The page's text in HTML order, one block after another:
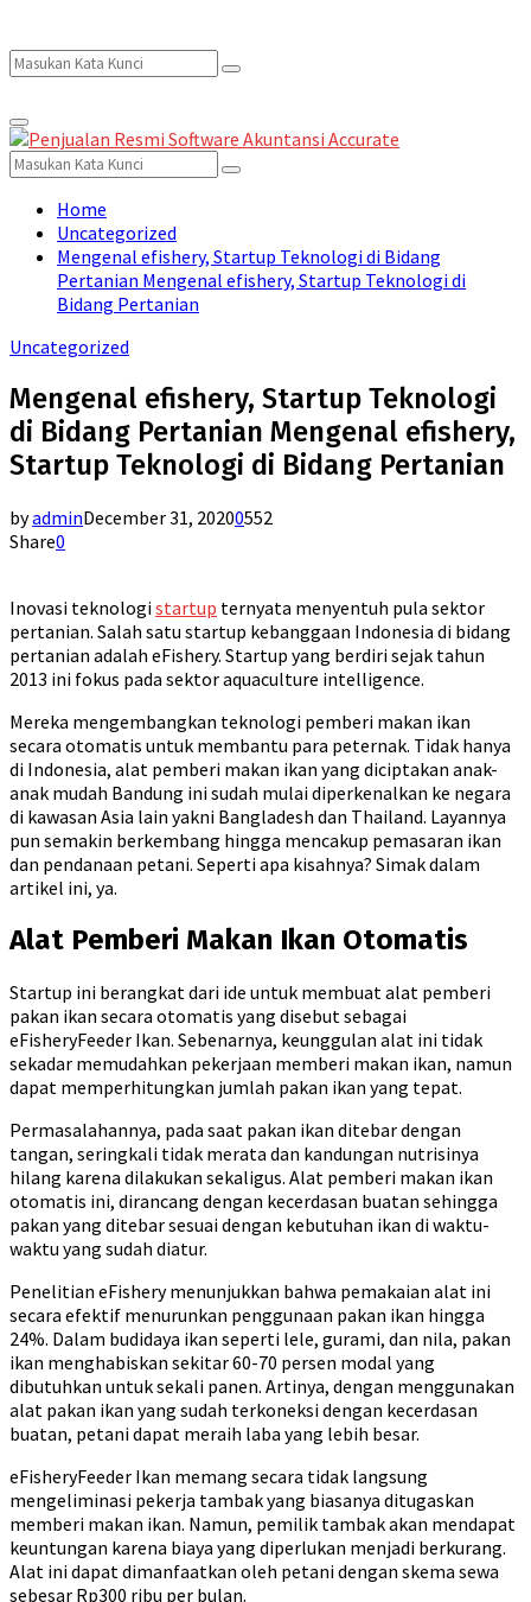
Search
for:
Search
Primary
Menu
Search
for:
Search
Home
Uncategorized
Mengenal efishery, Startup Teknologi di Bidang
Pertanian Mengenal efishery, Startup Teknologi di
Bidang Pertanian
Uncategorized
Mengenal efishery, Startup Teknologi
di Bidang Pertanian Mengenal efishery,
Startup Teknologi di Bidang Pertanian
byadminDecember 31, 20200552
Share0
Inovasi teknologistartup ternyata menyentuh pula sektor
pertanian. Salah satu startup kebanggaan Indonesia di bidang
pertanian adalah eFishery. Startup yang berdiri sejak tahun
2013 ini fokus pada sektor aquaculture intelligence.
Mereka mengembangkan teknologi pemberi makan ikan
secara otomatis untuk membantu para peternak. Tidak hanya
di Indonesia, alat pemberi makan ikan yang diciptakan anak-
anak mudah Bandung ini sudah mulai diperkenalkan ke negara
di kawasan Asia lain yakni Bangladesh dan Thailand. Layannya
pun semakin berkembang hingga mencakup pemasaran ikan
dan pendanaan petani. Seperti apa kisahnya? Simak dalam
artikel ini, ya.
Alat Pemberi Makan Ikan Otomatis
Startup ini berangkat dari ide untuk membuat alat pemberi
pakan ikan secara otomatis yang disebut sebagai
eFisheryFeeder Ikan. Sebenarnya, keunggulan alat ini tidak
sekadar memudahkan pekerjaan memberi makan ikan, namun
dapat memperhitungkan jumlah pakan ikan yang tepat.
Permasalahannya, pada saat pakan ikan ditebar dengan
tangan, seringkali tidak merata dan kandungan nutrisinya
hilang karena dilakukan sekaligus. Alat pemberi makan ikan
otomatis ini, dirancang dengan kecerdasan buatan sehingga
pakan yang ditebar sesuai dengan kebutuhan ikan di waktu-
waktu yang sudah diatur.
Penelitian eFishery menunjukkan bahwa pemakaian alat ini
secara efektif menurunkan penggunaan pakan ikan hingga
24%. Dalam budidaya ikan seperti lele, gurami, dan nila, pakan
ikan menghabiskan sekitar 60-70 persen modal yang
dibutuhkan untuk sekali panen. Artinya, dengan menggunakan
alat pakan ikan yang sudah terkoneksi dengan kecerdasan
buatan, petani dapat meraih laba yang lebih besar.
eFisheryFeeder Ikan memang secara tidak langsung
mengeliminasi pekerja tambak yang biasanya ditugaskan
memberi makan ikan. Namun, pemilik tambak akan mendapat
keuntungan karena biaya yang diperlukan menjadi berkurang.
Alat ini dapat dimanfaatkan oleh petani dengan skema sewa
sebesar Rp300 ribu per bulan.